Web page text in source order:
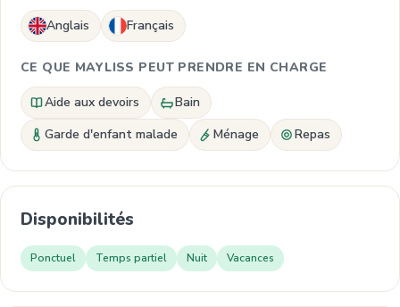
Anglais Français
CE QUE MAYLISS PEUT PRENDRE EN CHARGE
Aide aux devoirs
Bain
Garde d'enfant malade
Ménage Repas
Disponibilités
Ponctuel Temps partiel Nuit Vacances